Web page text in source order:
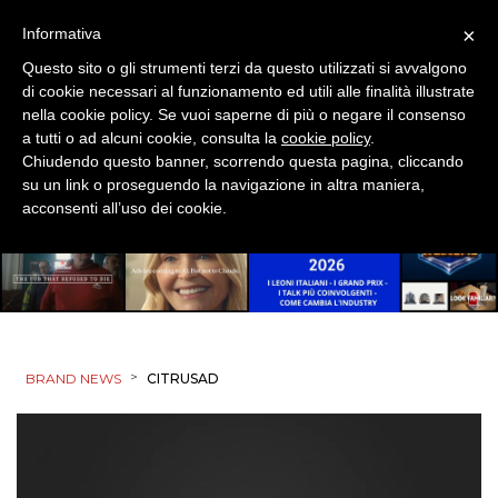
PRODOTTI
PUNTI VENDITA
BRAND NEWS > CITRUSAD
×
Informativa
Questo sito o gli strumenti terzi da questo utilizzati si avvalgono
di cookie necessari al funzionamento ed utili alle finalità illustrate
nella cookie policy. Se vuoi saperne di più o negare il consenso
a tutti o ad alcuni cookie, consulta la cookie policy.
Chiudendo questo banner, scorrendo questa pagina, cliccando
su un link o proseguendo la navigazione in altra maniera,
acconsenti all’uso dei cookie.